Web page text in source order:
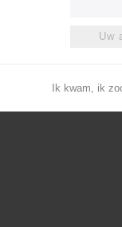
Uw
Ik kwam, ik